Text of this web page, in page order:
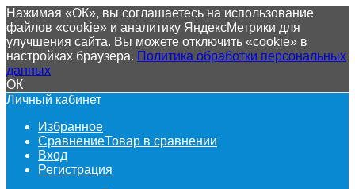
Нажимая «ОК», вы соглашаетесь на использование
файлов «cookie» и аналитику ЯндексМетрики для
улучшения сайта. Вы можете отключить «cookie» в
настройках браузера. Политика обработки персональных
данных
ОК
Личный кабинет
Избранное
СравнениеТовар в сравнении
Вход
Регистрация